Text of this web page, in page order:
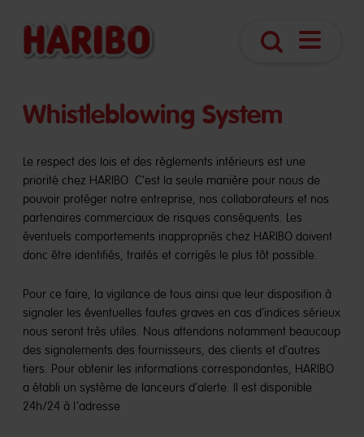
Whistleblowing System
Le respect des lois et des règlements intérieurs est une
priorité chez HARIBO. C’est la seule manière pour nous de
pouvoir protéger notre entreprise, nos collaborateurs et nos
partenaires commerciaux de risques conséquents. Les
éventuels comportements inappropriés chez HARIBO doivent
donc être identifiés, traités et corrigés le plus tôt possible.
Pour ce faire, la vigilance de tous ainsi que leur disposition à
signaler les éventuelles fautes graves en cas d’indices sérieux
nous seront très utiles. Nous attendons notamment beaucoup
des signalements des fournisseurs, des clients et d’autres
tiers. Pour obtenir les informations correspondantes, HARIBO
a établi un système de lanceurs d’alerte. Il est disponible
24h/24 à l’adresse